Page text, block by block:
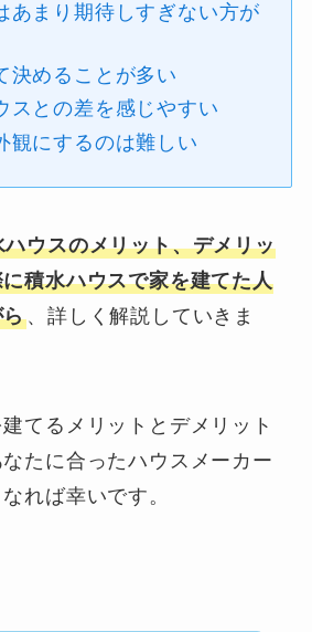
あまり期待しすぎない方が
決めることが多い
スとの差を感じやすい
観にするのは難しい
ハウスのメリット、デメリッ
積水ハウスで家を建てた人
、詳しく解説していきま
てるメリットとデメリット
たに合ったハウスメーカー
れば幸いです。